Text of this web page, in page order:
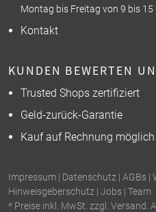
Montag bis Freitag von 9 bis 15
Kontakt
KUNDEN BEWERTEN
Trusted Shops zertifiziert
Geld-zurück-Garantie
Kauf auf Rechnung möglich
Impressum | Datenschutz | AGBs |
Hinweisgeberschutz | Jobs | Team
* Preise inkl. MwSt. zzgl. Versand.